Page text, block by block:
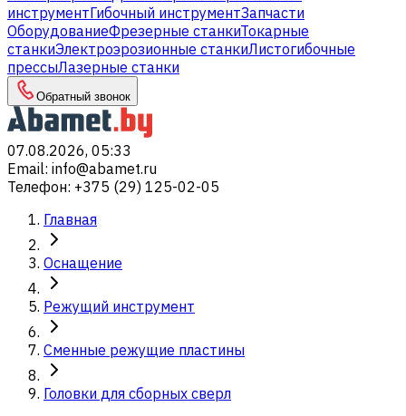
инструментГибочный инструментЗапчасти
ОборудованиеФрезерные станкиТокарные
станкиЭлектроэрозионные станкиЛистогибочные
прессыЛазерные станки
Обратный звонок
07.08.2026, 05:33
Email: info@abamet.ru
Телефон: +375 (29) 125-02-05
Главная
Оснащение
Режущий инструмент
Сменные режущие пластины
Головки для сборных сверл